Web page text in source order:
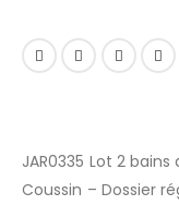
JAR0335 Lot 2
Coussin – Dossier